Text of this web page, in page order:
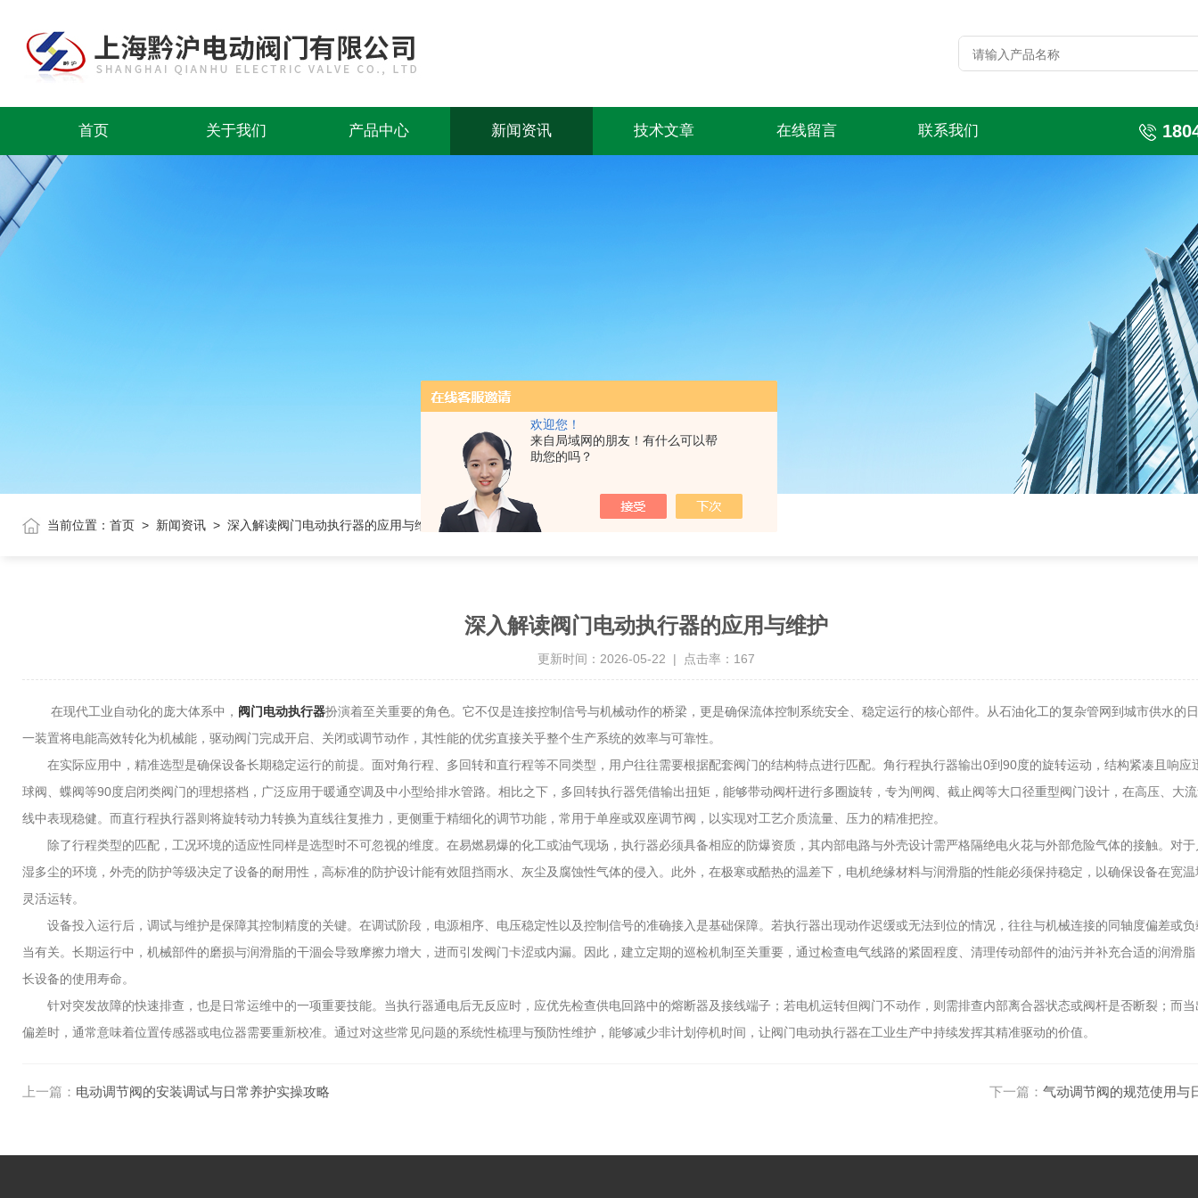
欢迎您！
来自局域网的朋友！有什么可以帮
助您的吗？
首页 关于我们 产品中心 新闻资讯 技术文章 在线留言 联系我们
当前位置： 首页 > 新闻资讯 > 深入解读阀门电动执行器的应用与维护
深入解读阀门电动执行器的应用与维护
更新时间：2026-05-22 | 点击率：167
在现代工业自动化的庞大体系中， 阀门电动执行器扮演着至关重要的角色。它不仅是连接控制信号与机械动作的桥梁，更是确保流体控制系统安全、稳定运行的核心部件。从石油化工的复杂管网到城市供水的
一装置将电能高效转化为机械能，驱动阀门完成开启、关闭或调节动作，其性能的优劣直接关乎整个生产系统的效率与可靠性。
在实际应用中，精准选型是确保设备长期稳定运行的前提。面对角行程、多回转和直行程等不同类型，用户往往需要根据配套阀门的结构特点进行匹配。角行程执行器输出0到90度的旋转运动，结构紧凑且响应
球阀、蝶阀等90度启闭类阀门的理想搭档，广泛应用于暖通空调及中小型给排水管路。相比之下，多回转执行器凭借输出扭矩，能够带动阀杆进行多圈旋转，专为闸阀、截止阀等大口径重型阀门设计，在高压、大
线中表现稳健。而直行程执行器则将旋转动力转换为直线往复推力，更侧重于精细化的调节功能，常用于单座或双座调节阀，以实现对工艺介质流量、压力的精准把控。
除了行程类型的匹配，工况环境的适应性同样是选型时不可忽视的维度。在易燃易爆的化工或油气现场，执行器必须具备相应的防爆资质，其内部电路与外壳设计需严格隔绝电火花与外部危险气体的接触。对
湿多尘的环境，外壳的防护等级决定了设备的耐用性，高标准的防护设计能有效阻挡雨水、灰尘及腐蚀性气体的侵入。此外，在极寒或酷热的温差下，电机绝缘材料与润滑脂的性能必须保持稳定，以确保设备在宽
灵活运转。
设备投入运行后，调试与维护是保障其控制精度的关键。在调试阶段，电源相序、电压稳定性以及控制信号的准确接入是基础保障。若执行器出现动作迟缓或无法到位的情况，往往与机械连接的同轴度偏差或
当有关。长期运行中，机械部件的磨损与润滑脂的干涸会导致摩擦力增大，进而引发阀门卡涩或内漏。因此，建立定期的巡检机制至关重要，通过检查电气线路的紧固程度、清理传动部件的油污并补充合适的润滑
长设备的使用寿命。
针对突发故障的快速排查，也是日常运维中的一项重要技能。当执行器通电后无反应时，应优先检查供电回路中的熔断器及接线端子；若电机运转但阀门不动作，则需排查内部离合器状态或阀杆是否断裂；而
偏差时，通常意味着位置传感器或电位器需要重新校准。通过对这些常见问题的系统性梳理与预防性维护，能够减少非计划停机时间，让阀门电动执行器在工业生产中持续发挥其精准驱动的价值。
上一篇： 电动调节阀的安装调试与日常养护实操攻略 下一篇： 气动调节阀的规范使用与